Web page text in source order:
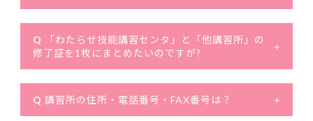
Q 「わたらせ技能講習センタ」と「他講習所」の
修了証を1枚にまとめたいのですが?
+
Q 講習所の住所・電話番号・FAX番号は？ +